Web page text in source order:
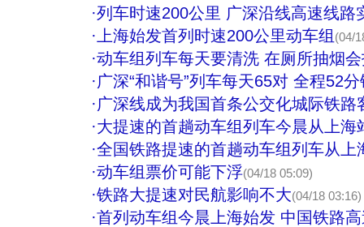
·列车时速200公里 广深沿线高速线路
· 上海始发首列时速200公里动车组 (04/
·动车组列车每天要清洗 在厕所抽烟
·广深“和谐号”列车每天65对 全程52
·广深线成为我国首条公交化城际铁路
·大提速的首趟动车组列车今晨从上海
·全国铁路提速的首趟动车组列车从上
·动车组票价可能下浮(04/18 05:09)
·铁路大提速对民航影响不大(04/18 03:16)
·首列动车组今晨上海始发 中国铁路